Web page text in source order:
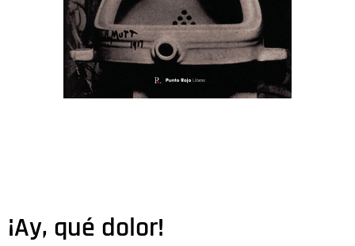
¡Ay, qué dolor!